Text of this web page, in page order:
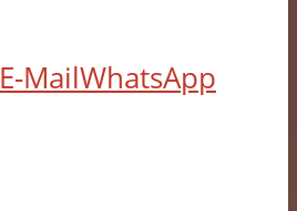
E-MailWhatsApp